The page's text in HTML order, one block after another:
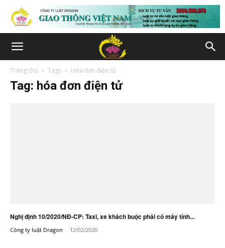
Trang chủ Tags Hóa đơn điện tử
Tag: hóa đơn điện tử
Nghị định 10/2020/NĐ-CP: Taxi, xe khách buộc phải có máy tính...
Công ty luật Dragon - 12/02/2020